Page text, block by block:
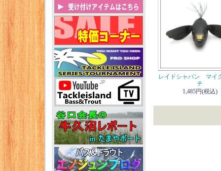
レイドシャパン マイ
チ
1,485円(税込)